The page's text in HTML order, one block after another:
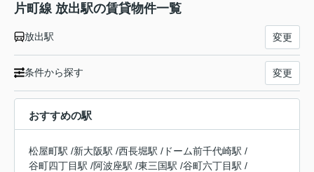
片町線 放出駅の賃貸物件一覧
放出駅 変更
条件から探す 変更
おすすめの駅
松屋町駅 /新大阪駅 /西長堀駅 / ドーム前千代崎駅 /
谷町四丁目駅 /阿波座駅 /東三国駅 /谷町六丁目駅 /